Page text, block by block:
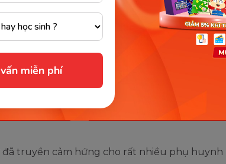
miễn phí
hợp giao tiếp với người nước ngoài, hai bé
tại, ngay cả khi ở nhà, hai bạn nhỏ cũng
học tiếng Anh vì cháu ước mơ trở thành
giáo viên dạy tiếng Anh thì cháu muốn
truyền cảm hứng cho rất nhiều phụ huynh